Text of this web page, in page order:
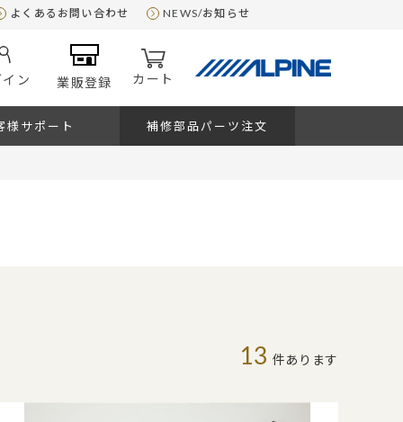
よくあるお問い合わせ NEWS/お知らせ
ン 業販登録 カート
様サポート 補修部品パーツ注文
13 件あります